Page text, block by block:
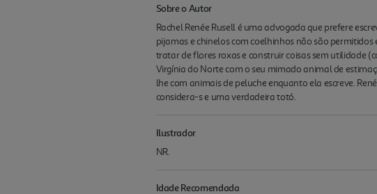
Sobre o Autor
Rachel Renée Rusell é uma advogada que prefere
pijamas e chinelos com coelhinhos não são
tratar de flores roxas e construir coisas sem utilidade
Virgínia do Norte com o seu mimado animal de
lhe com animais de peluche enquanto ela escreve.
considera-s e uma verdadeira totó.
Ilustrador
NR.
Idade Recomendada